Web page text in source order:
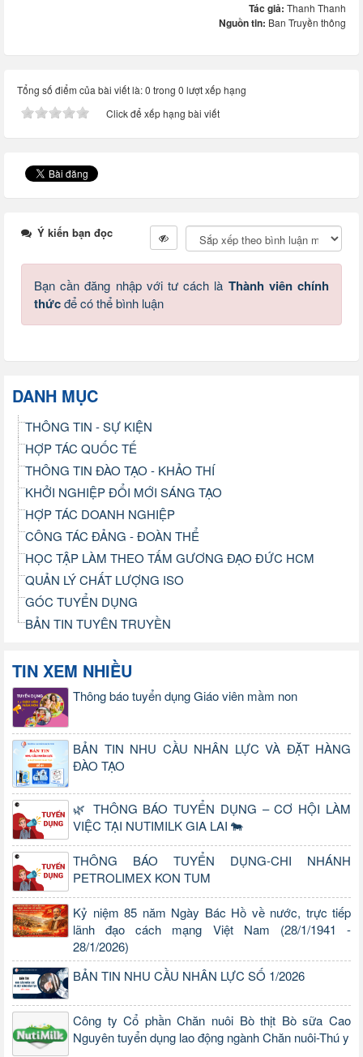
Tác giả: Thanh Thanh
Nguồn tin: Ban Truyền thông
Tổng số điểm của bài viết là: 0 trong 0 lượt xếp hạng
Click để xếp hạng bài viết
Ý kiến bạn đọc
Bạn cần đăng nhập với tư cách là Thành viên chính
thứcđể có thể bình luận
DANH MỤC
THÔNG TIN - SỰ KIỆN
HỢP TÁC QUỐC TẾ
THÔNG TIN ĐÀO TẠO - KHẢO THÍ
KHỞI NGHIỆP ĐỔI MỚI SÁNG TẠO
HỢP TÁC DOANH NGHIỆP
CÔNG TÁC ĐẢNG - ĐOÀN THỂ
HỌC TẬP LÀM THEO TẤM GƯƠNG ĐẠO ĐỨC HCM
QUẢN LÝ CHẤT LƯỢNG ISO
GÓC TUYỂN DỤNG
BẢN TIN TUYÊN TRUYỀN
TIN XEM NHIỀU
Thông báo tuyển dụng Giáo viên mầm non
BẢN TIN NHU CẦU NHÂN LỰC VÀ ĐẶT HÀNG
ĐÀO TẠO
🌿 THÔNG BÁO TUYỂN DỤNG – CƠ HỘI LÀM
VIỆC TẠI NUTIMILK GIA LAI 🐄
THÔNG BÁO TUYỂN DỤNG-CHI NHÁNH
PETROLIMEX KON TUM
Kỷ niệm 85 năm Ngày Bác Hồ về nước, trực tiếp
lãnh đạo cách mạng Việt Nam (28/1/1941 -
28/1/2026)
BẢN TIN NHU CẦU NHÂN LỰC SỐ 1/2026
Công ty Cổ phần Chăn nuôi Bò thịt Bò sữa Cao
Nguyên tuyển dụng lao động ngành Chăn nuôi-Thú y